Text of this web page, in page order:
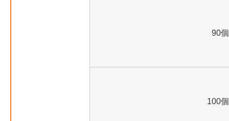
90個
100個